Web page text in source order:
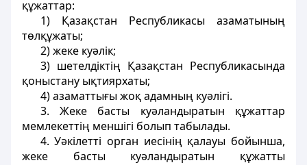
құжаттар:
1) Қазақстан Республикасы азаматының
төлқұжаты;
2) жеке куәлік;
3) шетелдіктің Қазақстан Республикасында
қоныстану ықтиярхаты;
4) азаматтығы жоқ адамның куәлігі.
3. Жеке басты куәландыратын құжаттар
мемлекеттің меншігі болып табылады.
4. Уәкілетті орган иесінің қалауы бойынша,
жеке басты куәландыратын құжатты